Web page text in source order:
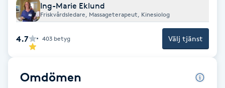
Cryoterapi
Damklippning
Dermapen
Ing-Marie Eklund
Friskvårdsledare, Massageterapeut, Kinesiolog
4.7 403 betyg Välj tjänst
Omdömen